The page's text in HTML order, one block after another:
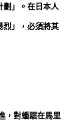
劃」。在日本人
烈」，必須將其
，對蟠踞在馬里